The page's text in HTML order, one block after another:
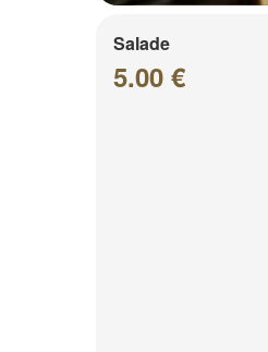
Salade
5.00 €